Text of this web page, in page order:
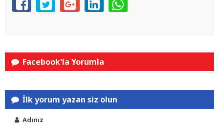
Facebook'la Yorumla
İlk yorum yazan siz olun
Adınız